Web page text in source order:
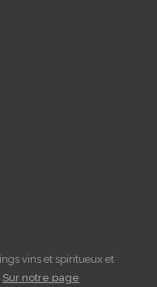
vins et spiritueux et
Sur notre page